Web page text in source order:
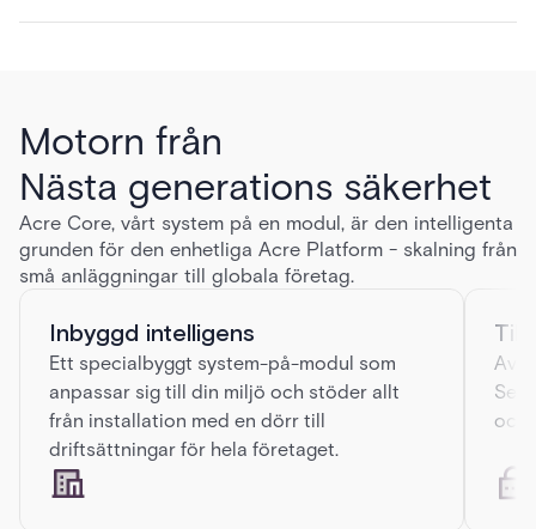
Motorn från
Nästa generations säkerhet
Acre Core, vårt system på en modul, är den intelligenta
grunden för den enhetliga Acre Platform - skalning från
små anläggningar till globala företag.
Inbyggd intelligens
Ett specialbyggt system-på-modul som
anpassar sig till din miljö och stöder allt
från installation med en dörr till
driftsättningar för hela företaget.
och